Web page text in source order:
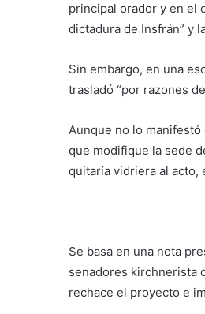
principal orador y en el
dictadura de Insfrán” y
Sin embargo, en una
trasladó “por razones
Aunque no lo
que modifique la sede
quitaría vidriera al acto,
Se basa en una nota
senadores kirchnerista
rechace el proyecto e